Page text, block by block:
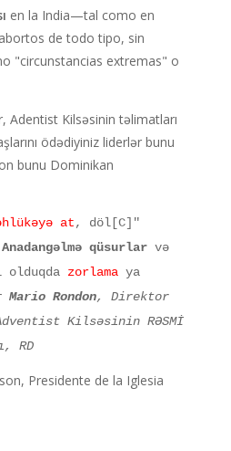
en la India—tal como en
de todo tipo, sin
"circunstancias extremas" o
Adentist Kilsəsinin təlimatları
ödədiyiniz liderlər bunu
bunu Dominikan
"[C]uando
at, döl
Anadangəlmə qüsurlarvə
zorlamaya
Mario Rondon, Direktor
Kilsəsinin RƏSMİ
RD.
Presidente de la Iglesia